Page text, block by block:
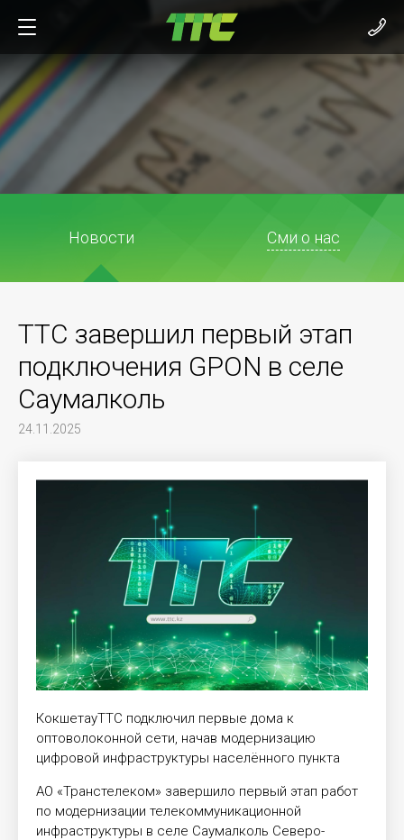
Новости Сми о нас
ТТС завершил первый этап
подключения GPON в селе
Саумалколь
24.11.2025
КокшетауТТС подключил первые дома к
оптоволоконной сети, начав модернизацию
цифровой инфраструктуры населённого пункта
АО «Транстелеком» завершило первый этап работ
по модернизации телекоммуникационной
инфраструктуры в селе Саумалколь Северо-